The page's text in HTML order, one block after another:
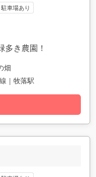
駐車場あり
多き農園！
畑
｜牧落駅